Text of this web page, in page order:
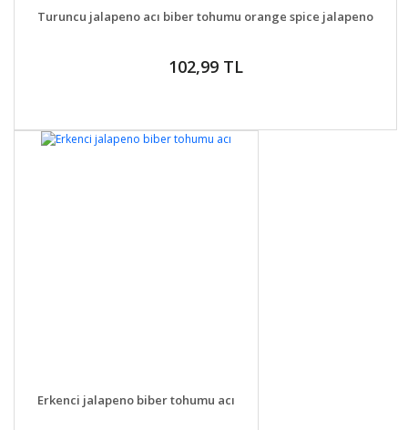
DETAYLAR SEPETE EKLE
Turuncu jalapeno acı biber tohumu orange spice jalapeno
102,99 TL
DETAYLAR SEPETE EKLE
Erkenci jalapeno biber tohumu acı